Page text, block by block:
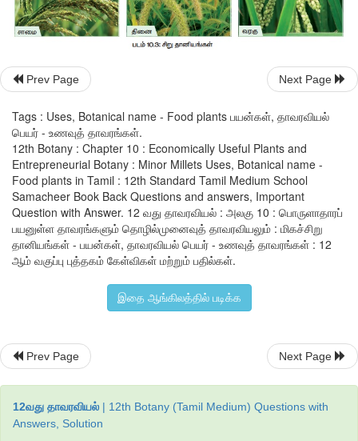
வரகு (Kodo Millet)
தாவரவியல் பெயர்: பஸ்பாலம் ஸ்குரோபிகுலேட்டம்
வரகு மேற்கு ஆப்பிரிக்காவைப் பிறப்பிடமாகக் கொண்டது.
கனிமங்கள் நிறைந்தது.
பயன்கள்
வரகு மாவாக அரைக்கப்பட்டுக் களியாக்கப்படுகின்றது
பெருக்கியாகவும், மலச்சிக்கலைக் குணப்படுத்தவும்,
குறைக்கவும், இரத்தச் சர்க்கரை மற்றும் இரத்த
உதவுகிறது.
Prev Page Next Page
Tags : Uses, Botanical name - Food plants பயன்கள், தாவரவியல்
பெயர் - உணவுத் தாவரங்கள்.
12th Botany : Chapter 10 : Economically Useful Plants and
Entrepreneurial Botany : Minor Millets Uses, Botanical name -
Food plants in Tamil : 12th Standard Tamil Medium School
Samacheer Book Back Questions and answers, Important
Question with Answer. 12 வது தாவரவியல் : அலகு 10 : பொருளாதாரப்
பயனுள்ள தாவரங்களும் தொழில்முனைவுத் தாவரவியலும் : மிகச்சிறு
தானியங்கள் - பயன்கள், தாவரவியல் பெயர் - உணவுத் தாவரங்கள் : 12
ஆம் வகுப்பு புத்தகம் கேள்விகள் மற்றும் பதில்கள்.
இதை ஆங்கிலத்தில் படிக்க
Prev Page Next Page
12வது தாவரவியல் | 12th Botany (Tamil Medium) Questions with
Answers, Solution